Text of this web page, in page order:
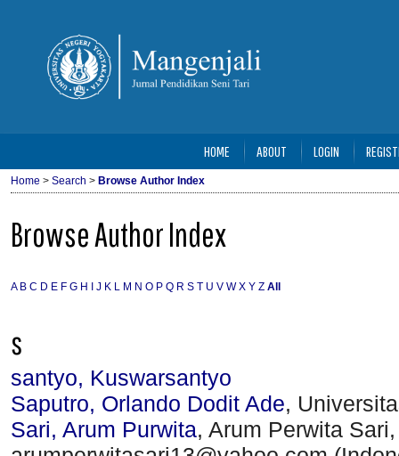
HOME ABOUT LOGIN
Home > Search > Browse Author Index
Browse Author Index
A B C D E F G H J K L M N O P Q R S T U V W X Y Z All
s
santyo, Kuswarsantyo
Saputro, Orlando Dodit Ade,
Sari, Arum Purwita, Arum Perwita